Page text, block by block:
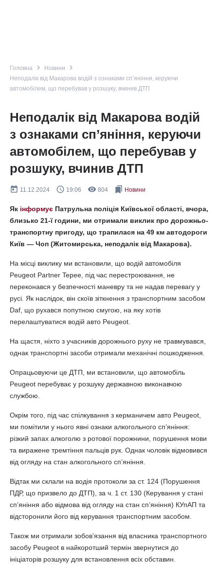
Головна navigate_next Новини navigate_next
Неподалік від Макарова водій з ознаками сп’яніння, керуючи
автомобілем, що перебував у розшуку, вчинив ДТП
Неподалік від Макарова водій
з ознаками сп’яніння, керуючи
автомобілем, що перебував у
розшуку, вчинив ДТП
today 11.12.2024 query_builder 19:06 remove_red_eye 804 bookmarks Новини
Як інформує Патрульна поліція Київської області, вчора,
близько 21-ї години, ми отримали виклик про дорожньо-
транспортну пригоду, що трапилася на 49 км автодороги
Київ — Чоп (Житомирська, неподалік від Макарова).
На місці виклику ми встановили, що водій автомобіля
Peugeot Partner Tepee, під час перестроювання, не
переконався у безпечності маневру та не надав перевагу у
русі. Як наслідок, він скоїв зіткнення з транспортним засобом
Daf, що рухався попутною смугою, на яку хотів
перелаштуватися водій авто Peugeot.
На щастя, ніхто з учасників дорожнього руху не травмувався,
однак транспортні засоби отримали механічні пошкодження.
Опрацьовуючи це ДТП, ми встановили, що автомобіль
Peugeot перебуває у розшуку державною виконавчою
службою.
Окрім того, під час спілкування з керманичем авто Peugeot,
ми помітили у нього явні ознаки алкогольного сп’яніння:
різкий запах алкоголю з ротової порожнини, порушення мови
та виражене тремтіння пальців рук. Однак чоловік відмовився
від огляду на стан алкогольного сп’яніння.
Відтак ми склали на водія протоколи за ст. 124 (Порушення
ПДР, що призвело до ДТП), за ч. 1 ст. 130 (Керування у стані
спʼяніння або відмова від огляду на стан сп’яніння) КУпАП та
відсторонили його від керування транспортним засобом.
Також ми отримали зобовʼязання від власника транспортного
засобу Peugeot в найкоротший термін звернутися до
ініціаторів розшуку для встановлення всіх обставин.